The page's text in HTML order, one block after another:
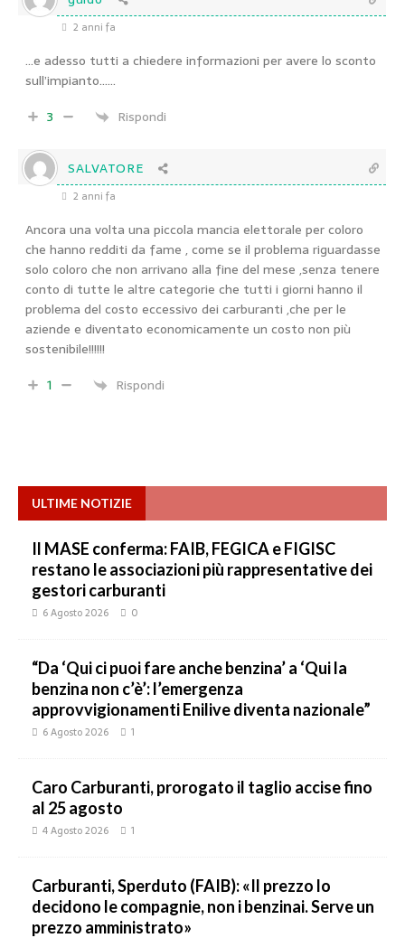
2 anni fa
…e adesso tutti a chiedere informazioni per avere lo sconto
sull’impianto……
3
Rispondi
SALVATORE
2 anni fa
Ancora una volta una piccola mancia elettorale per coloro
che hanno redditi da fame , come se il problema riguardasse
solo coloro che non arrivano alla fine del mese ,senza tenere
conto di tutte le altre categorie che tutti i giorni hanno il
problema del costo eccessivo dei carburanti ,che per le
aziende e diventato economicamente un costo non più
sostenibile!!!!!!
1
Rispondi
ULTIME NOTIZIE
Il MASE conferma: FAIB, FEGICA e FIGISC
restano le associazioni più rappresentative dei
gestori carburanti
6 Agosto 2026 0
“Da ‘Qui ci puoi fare anche benzina’ a ‘Qui la
benzina non c’è’: l’emergenza
approvvigionamenti Enilive diventa nazionale”
6 Agosto 2026 1
Caro Carburanti, prorogato il taglio accise fino
al 25 agosto
4 Agosto 2026 1
Carburanti, Sperduto (FAIB): «Il prezzo lo
decidono le compagnie, non i benzinai. Serve un
prezzo amministrato»